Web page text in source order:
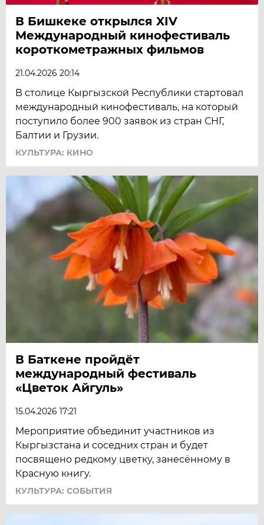
В Бишкеке открылся XIV
Международный кинофестиваль
короткометражных фильмов
21.04.2026 20:14
В столице Кыргызской Республики стартовал
международный кинофестиваль, на который
поступило более 900 заявок из стран СНГ,
Балтии и Грузии.
КУЛЬТУРА: КИНО
В Баткене пройдёт
международный фестиваль
«Цветок Айгуль»
15.04.2026 17:21
Мероприятие объединит участников из
Кыргызстана и соседних стран и будет
посвящено редкому цветку, занесённому в
Красную книгу.
КУЛЬТУРА: СОБЫТИЯ